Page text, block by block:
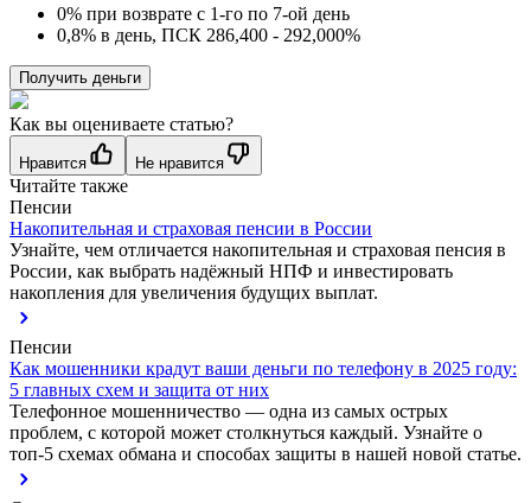
0% при возврате с 1-го по 7-ой день
0,8% в день, ПСК 286,400 - 292,000%
Получить деньги
Как вы оцениваете статью?
Нравится Не нравится
Читайте также
Пенсии
Накопительная и страховая пенсии в России
Узнайте, чем отличается накопительная и страховая пенсия в
России, как выбрать надёжный НПФ и инвестировать
накопления для увеличения будущих выплат.
Пенсии
Как мошенники крадут ваши деньги по телефону в 2025 году:
5 главных схем и защита от них
Телефонное мошенничество — одна из самых острых
проблем, с которой может столкнуться каждый. Узнайте о
топ-5 схемах обмана и способах защиты в нашей новой статье.